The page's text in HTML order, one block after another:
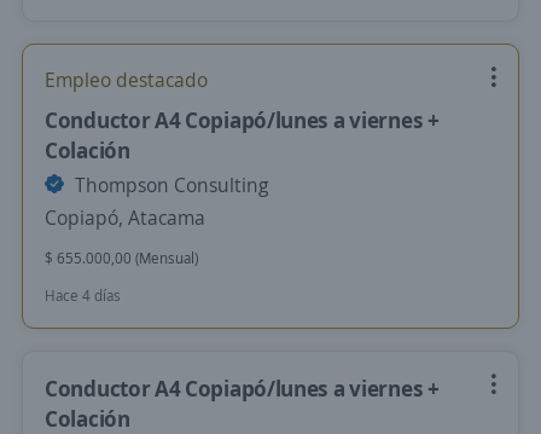
Empleo destacado
Conductor A4 Copiapó/lunes a viernes +
Colación
Thompson Consulting
Copiapó, Atacama
$ 655.000,00 (Mensual)
Hace 4 días
Conductor A4 Copiapó/lunes a viernes +
Colación